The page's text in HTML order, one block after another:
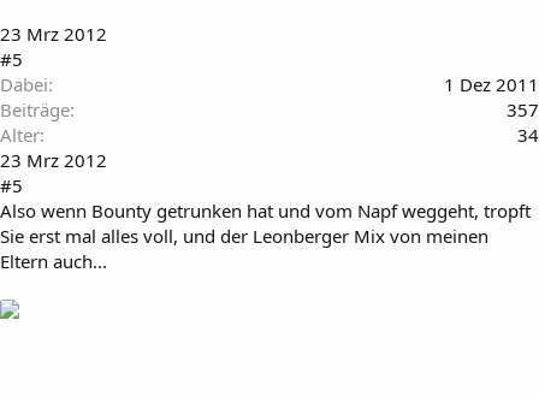
23 Mrz 2012
#5
Dabei
1 Dez 2011
Beiträge
357
Alter
34
23 Mrz 2012
#5
Also wenn Bounty getrunken hat und vom Napf weggeht, tropft
Sie erst mal alles voll, und der Leonberger Mix von meinen
Eltern auch...